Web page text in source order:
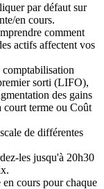
par défaut sur
en cours.
comment
actifs affectent vos
comptabilisation
sorti (LIFO),
des gains
court terme ou Coût
de différentes
les jusqu'à 20h30
cours pour chaque